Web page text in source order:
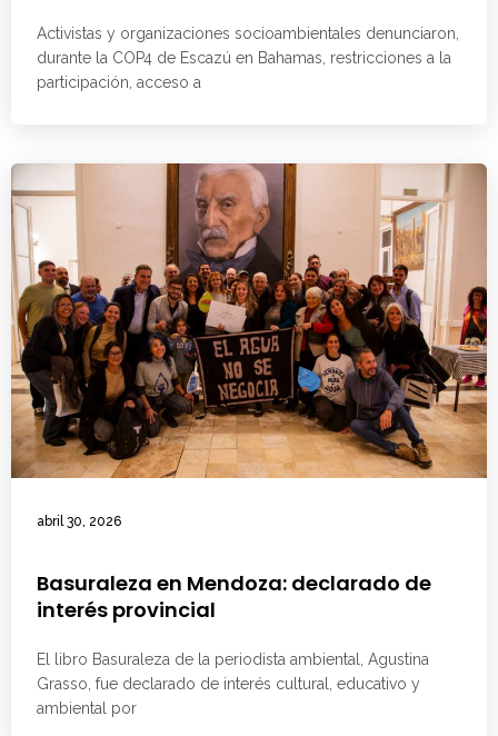
Activistas y organizaciones socioambientales denunciaron,
durante la COP4 de Escazú en Bahamas, restricciones a la
participación, acceso a
abril 30, 2026
Basuraleza en Mendoza: declarado de
interés provincial
El libro Basuraleza de la periodista ambiental, Agustina
Grasso, fue declarado de interés cultural, educativo y
ambiental por